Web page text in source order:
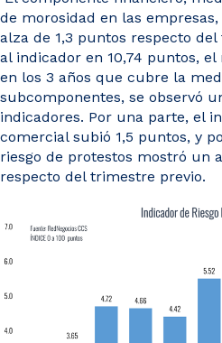
de morosidad en las
alza de 1,3 puntos respecto
al indicador en 10,74 puntos,
en los 3 años que cubre la
subcomponentes, se observó
indicadores. Por una parte, el
comercial subió 1,5 puntos, y
riesgo de protestos mostró un
respecto del trimestre previo.